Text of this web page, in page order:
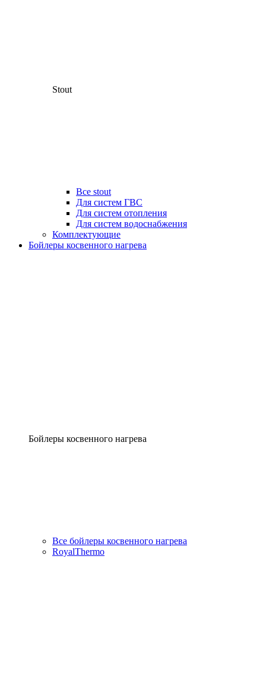
Stout
Все stout
Для систем ГВС
Для систем отопления
Для систем водоснабжения
Комплектующие
Бойлеры косвенного нагрева
Бойлеры косвенного нагрева
Все бойлеры косвенного нагрева
RoyalThermo